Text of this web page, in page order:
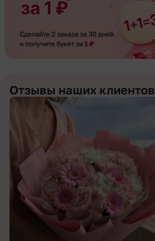
Отзывы наших клиентов